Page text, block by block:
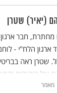
(יאיר) שטרן
מחתרת, חבר
ארגון הלח"י -
שטרן ראה
של היהודים
מאמר